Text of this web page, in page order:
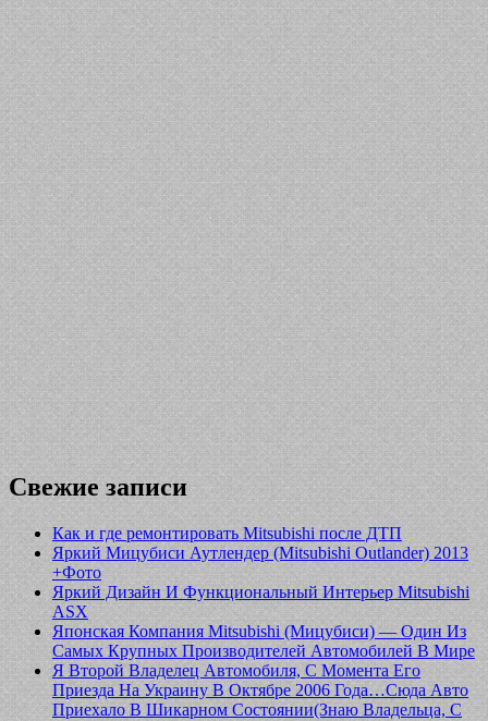
Свежие записи
Как и где ремонтировать Mitsubishi после ДТП
Яркий Мицубиси Аутлендер (Mitsubishi Outlander) 2013
+Фото
Яркий Дизайн И Функциональный Интерьер Mitsubishi
ASX
Японская Компания Mitsubishi (Мицубиси) — Один Из
Самых Крупных Производителей Автомобилей В Мире
Я Второй Владелец Автомобиля, С Момента Его
Приезда На Украину В Октябре 2006 Года…Сюда Авто
Приехало В Шикарном Состоянии(Знаю Владельца, С